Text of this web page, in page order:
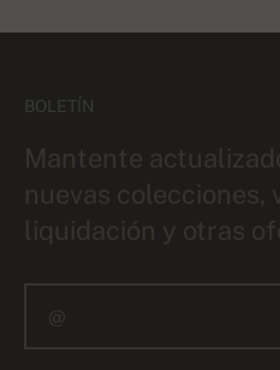
BOLETÍN
Mantente
nuevas colecciones,
liquidación y otras